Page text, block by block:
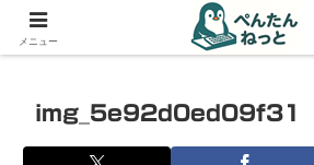
PCやガジェットの備忘録
img_5e92d0ed09f31
メニュー